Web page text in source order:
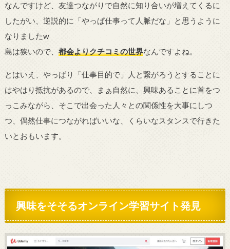
なんですけど、友達つながりで自然に知り合いが増えてくるに
したがい、逆説的に「やっぱ仕事って人脈だな」と思うように
なりましたw
島は狭いので、 都会よりクチコミの世界なんですよね。
とはいえ、やっぱり「仕事目的で」人と繋がろうとすることに
はやはり抵抗があるので、まぁ自然に、興味あることに首をつ
っこみながら、そこで出会った人々との関係性を大事にしつ
つ、偶然仕事につながればいいな、くらいなスタンスで行きた
いとおもいます。
興味をそそるオンライン学習サイト発見